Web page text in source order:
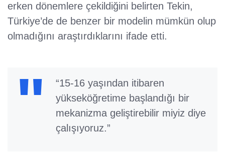
erken dönemlere çekildiğini belirten Tekin,
Türkiye’de de benzer bir modelin mümkün olup
olmadığını araştırdıklarını ifade etti.
“15-16 yaşından itibaren
yükseköğretime başlandığı bir
mekanizma geliştirebilir miyiz diye
çalışıyoruz.”